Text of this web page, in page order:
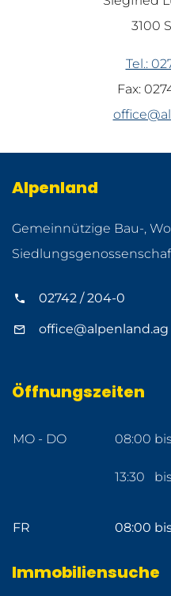
3100
Tel.:
Fax:
Alpenland
Gemeinnützige Bau-,
02742 / 204-0
office@alpenland.ag
Öffnungszeiten
MO - DO 08:00
13:30
FR 08:00
Immobiliensuche